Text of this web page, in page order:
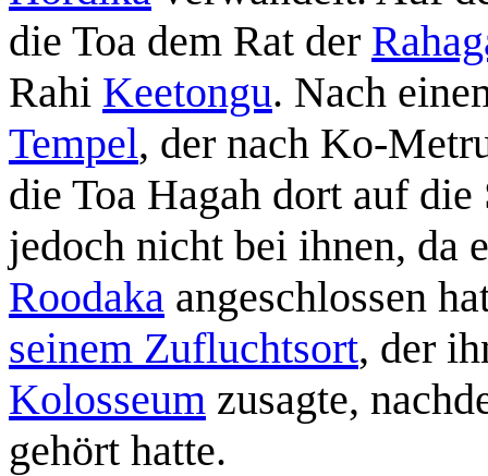
die Toa dem Rat der
Rahi Keetongu. Nach
Tempel, der nach Ko-
die Toa Hagah dort auf
jedoch nicht bei ihnen, da
Roodaka angeschlossen
seinem Zufluchtsort, der
Kolosseum zusagte,
gehört hatte.